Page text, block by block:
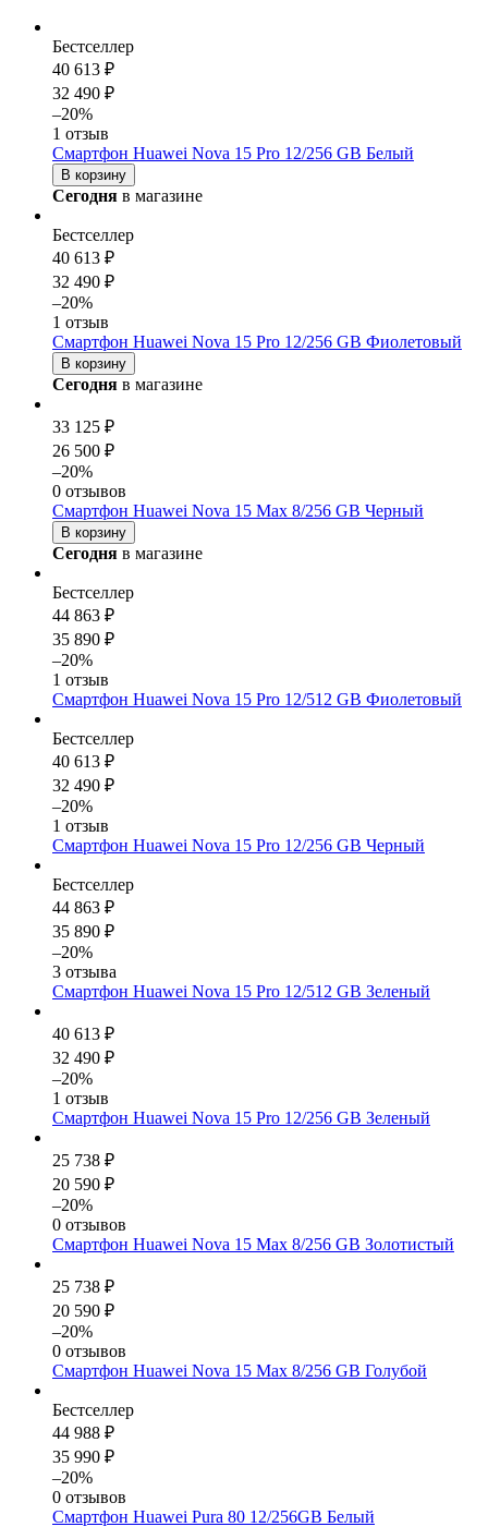
Бестселлер
40 613 ₽
32 490 ₽
–20%
1 отзыв
Смартфон Huawei Nova 15 Pro 12/256 GB Белый
В корзину
Сегодня в магазине
Бестселлер
40 613 ₽
32 490 ₽
–20%
1 отзыв
Смартфон Huawei Nova 15 Pro 12/256 GB Фиолетовый
В корзину
Сегодня в магазине
33 125 ₽
26 500 ₽
–20%
0 отзывов
Смартфон Huawei Nova 15 Max 8/256 GB Черный
В корзину
Сегодня в магазине
Бестселлер
44 863 ₽
35 890 ₽
–20%
1 отзыв
Смартфон Huawei Nova 15 Pro 12/512 GB Фиолетовый
Бестселлер
40 613 ₽
32 490 ₽
–20%
1 отзыв
Смартфон Huawei Nova 15 Pro 12/256 GB Черный
Бестселлер
44 863 ₽
35 890 ₽
–20%
3 отзыва
Смартфон Huawei Nova 15 Pro 12/512 GB Зеленый
40 613 ₽
32 490 ₽
–20%
1 отзыв
Смартфон Huawei Nova 15 Pro 12/256 GB Зеленый
25 738 ₽
20 590 ₽
–20%
0 отзывов
Смартфон Huawei Nova 15 Max 8/256 GB Золотистый
25 738 ₽
20 590 ₽
–20%
0 отзывов
Смартфон Huawei Nova 15 Max 8/256 GB Голубой
Бестселлер
44 988 ₽
35 990 ₽
–20%
0 отзывов
Смартфон Huawei Pura 80 12/256GB Белый